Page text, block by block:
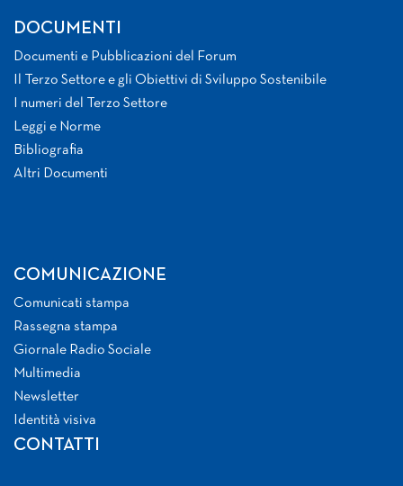
DOCUMENTI
Documenti e Pubblicazioni del Forum
Il Terzo Settore e gli Obiettivi di Sviluppo Sostenibile
I numeri del Terzo Settore
Leggi e Norme
Bibliografia
Altri Documenti
COMUNICAZIONE
Comunicati stampa
Rassegna stampa
Giornale Radio Sociale
Multimedia
Newsletter
Identità visiva
CONTATTI